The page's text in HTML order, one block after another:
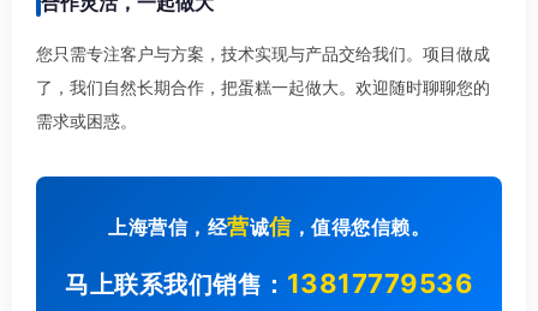
您只需专注客户与方案，技术实现与产品交给我们。项目做成
了，我们自然长期合作，把蛋糕一起做大。欢迎随时聊聊您的
需求或困惑。
上海营信，经营诚信，值得您信赖。
马上联系我们销售： 13817779536